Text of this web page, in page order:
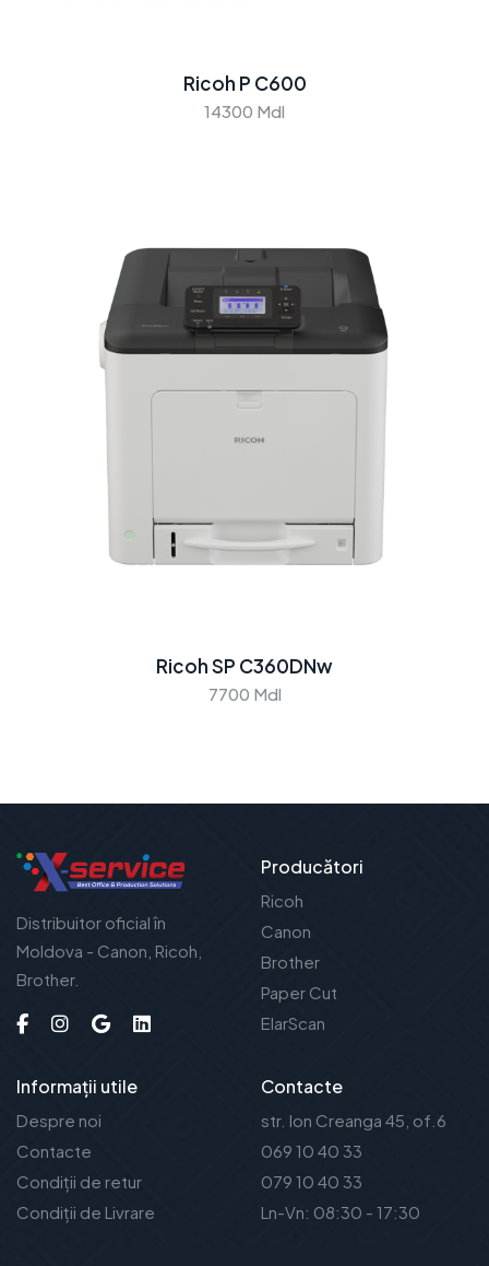
Ricoh P C600
14300 Mdl
Ricoh SP C360DNw
7700 Mdl
Distribuitor oficial în
Moldova - Canon, Ricoh,
Brother.
Producători
Ricoh
Canon
Brother
Paper Cut
ElarScan
Informații utile
Despre noi
Contacte
Condiții de retur
Condiții de Livrare
Contacte
str. Ion Creanga 45, of.6
069 10 40 33
079 10 40 33
Ln-Vn: 08:30 - 17:30